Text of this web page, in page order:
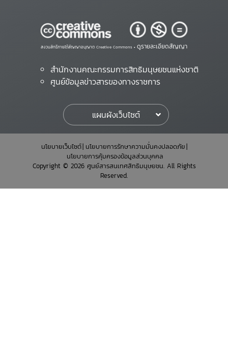
สงวนสิทธิ์ภายใต้สัญญาอนุญาต Creative Commons • ดูรายละเอียดสัญญา
สำนักงานคณะกรรมการสิทธิมนุษยชนแห่งชาติ
ศูนย์ข้อมูลข่าวสารของทางราชการ
แผนผังเว็บไซต์
นโยบายเว็บไซต์ นโยบายการรักษาความมั่นคงปลอดภัย
นโยบายการคุ้มครองข้อมูลส่วนบุคคล
Copyright © 2026 ศูนย์สารสนเทศสิทธิมนุษยชน. All Rights
Reserved.